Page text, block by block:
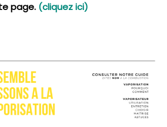
page. (cliquez ici)